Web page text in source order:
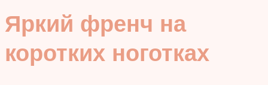
Яркий френч на
коротких ноготках